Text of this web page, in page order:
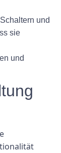
und
sie
und